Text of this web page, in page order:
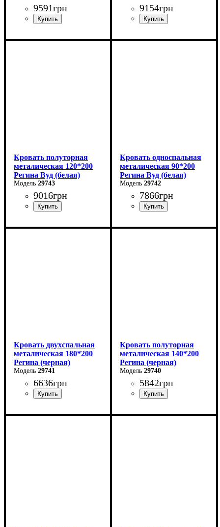
9591грн
Ширина: 180 см
9154грн
Ширина: 140 см
Кровать полуторная
металическая 120*200
Регина Вуд (белая)
29743
9016грн
Ширина: 120 см
Кровать односпальная
металическая 90*200
Регина Вуд (белая)
29742
7866грн
Ширина: 90 см
Кровать двухспальная
металическая 180*200
Регина (черная)
29741
6636грн
Ширина: 180 см
Кровать полуторная
металическая 140*200
Регина (черная)
29740
5842грн
Ширина: 140 см